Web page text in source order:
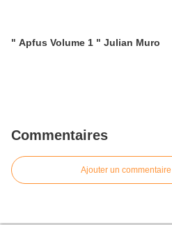
" Apfus Volume 1 " Julian Muro
Commentaires
Ajouter un commentaire